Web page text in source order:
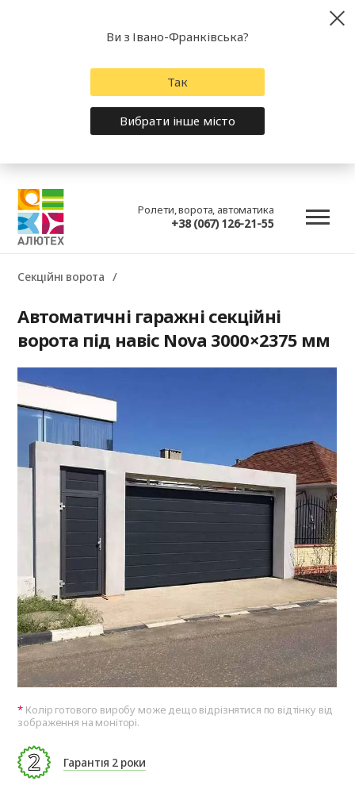
Ролети, ворота, автоматика
+38 (067) 126-21-55
Секційні ворота
Автоматичні гаражні секційні
ворота під навіс Nova 3000×2375 мм
Колір готового виробу може дещо відрізнятися по відтінку від
зображення на моніторі.
Гарантія 2 роки
Ви з Івано-Франківська?
Так
Вибрати інше місто